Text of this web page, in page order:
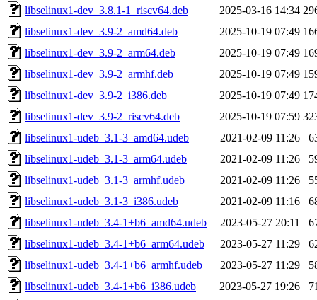
libselinux1-dev_3.8.1-1_riscv64.deb
2025-03-16 14:34
libselinux1-dev_3.9-2_amd64.deb
2025-10-19 07:49
libselinux1-dev_3.9-2_arm64.deb
2025-10-19 07:49
libselinux1-dev_3.9-2_armhf.deb
2025-10-19 07:49
libselinux1-dev_3.9-2_i386.deb
2025-10-19 07:49
libselinux1-dev_3.9-2_riscv64.deb
2025-10-19 07:59
libselinux1-udeb_3.1-3_amd64.udeb
2021-02-09 11:26
libselinux1-udeb_3.1-3_arm64.udeb
2021-02-09 11:26
libselinux1-udeb_3.1-3_armhf.udeb
2021-02-09 11:26
libselinux1-udeb_3.1-3_i386.udeb
2021-02-09 11:16
libselinux1-udeb_3.4-1+b6_amd64.udeb
2023-05-27 20:11
libselinux1-udeb_3.4-1+b6_arm64.udeb
2023-05-27 11:29
libselinux1-udeb_3.4-1+b6_armhf.udeb
2023-05-27 11:29
libselinux1-udeb_3.4-1+b6_i386.udeb
2023-05-27 19:26